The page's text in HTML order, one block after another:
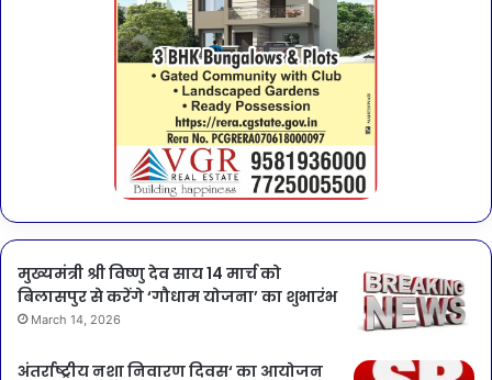
मुख्यमंत्री श्री विष्णु देव साय 14 मार्च को
बिलासपुर से करेंगे ‘गौधाम योजना’ का शुभारंभ
March 14, 2026
अंतर्राष्ट्रीय नशा निवारण दिवस‘ का आयोजन